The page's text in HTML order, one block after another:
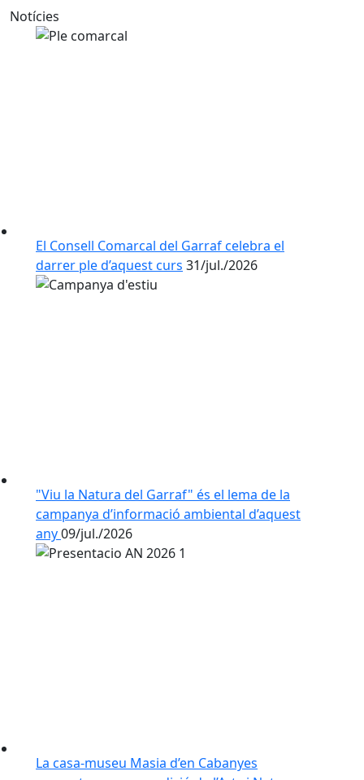
Notícies
El Consell Comarcal del Garraf celebra el
darrer ple d’aquest curs 31/jul./2026
"Viu la Natura del Garraf" és el lema de la
campanya d’informació ambiental d’aquest
any09/jul./2026
La casa-museu Masia d’en Cabanyes